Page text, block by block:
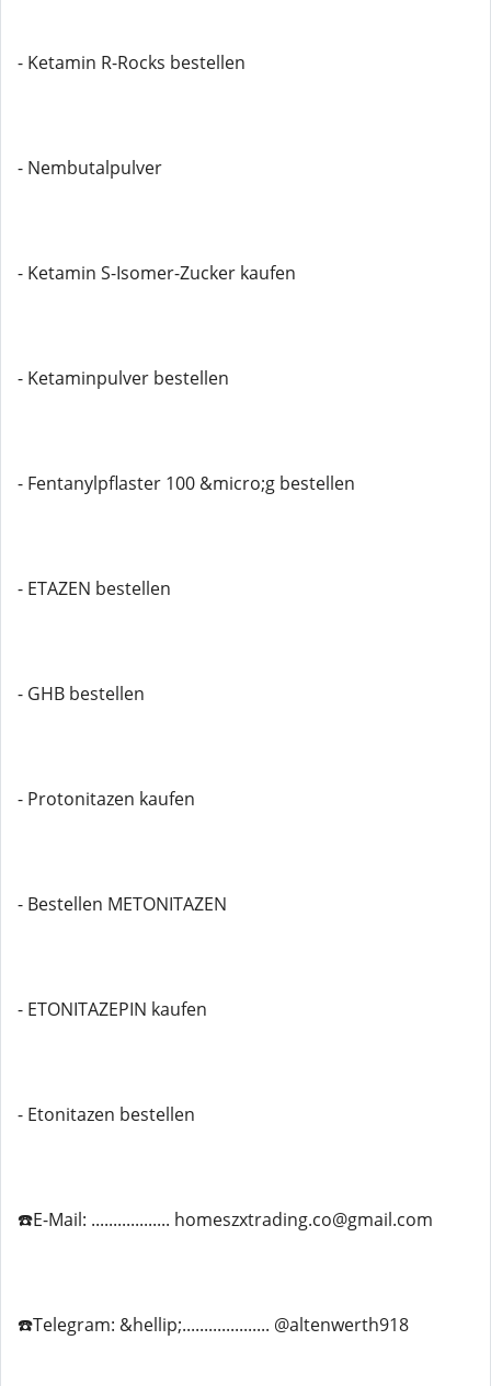
- Ketamin R-Rocks bestellen
- Nembutalpulver
- Ketamin S-Isomer-Zucker kaufen
- Ketaminpulver bestellen
- Fentanylpflaster 100 &micro;g bestellen
- ETAZEN bestellen
- GHB bestellen
- Protonitazen kaufen
- Bestellen METONITAZEN
- ETONITAZEPIN kaufen
- Etonitazen bestellen
☎️E-Mail: .................. homeszxtrading.co@gmail.com
☎️Telegram: &hellip;.................... @altenwerth918